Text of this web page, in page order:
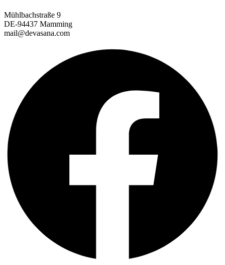
Mühlbachstraße 9
DE-94437 Mamming
mail@devasana.com